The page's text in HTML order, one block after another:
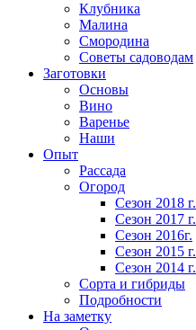
Клубника
Малина
Смородина
Советы садоводам
Заготовки
Основы
Вино
Варенье
Наши
Опыт
Рассада
Огород
Сезон 2018 г.
Сезон 2017 г.
Сезон 2016г.
Сезон 2015 г.
Сезон 2014 г.
Сорта и гибриды
Подробности
На заметку